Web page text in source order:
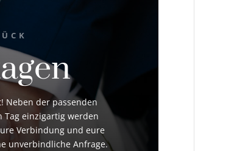
Neben der passenden
Tag einzigartig werden
Verbindung und eure
unverbindliche Anfrage.